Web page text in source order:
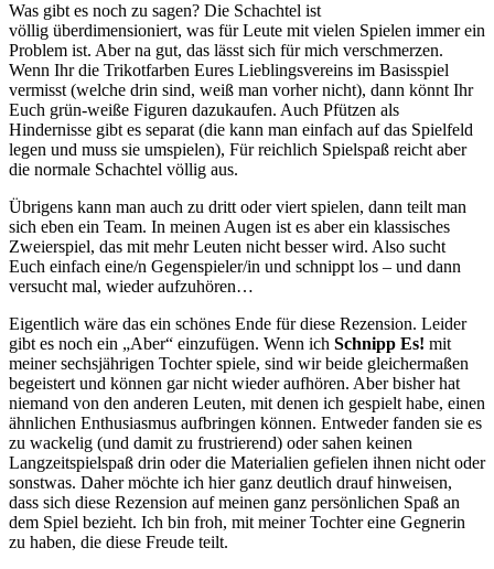
Was gibt es noch zu sagen? Die Schachtel ist
völlig überdimensioniert, was für Leute mit vielen Spielen immer ein
Problem ist. Aber na gut, das lässt sich für mich verschmerzen.
Wenn Ihr die Trikotfarben Eures Lieblingsvereins im Basisspiel
vermisst (welche drin sind, weiß man vorher nicht), dann könnt Ihr
Euch grün-weiße Figuren dazukaufen. Auch Pfützen als
Hindernisse gibt es separat (die kann man einfach auf das Spielfeld
legen und muss sie umspielen), Für reichlich Spielspaß reicht aber
die normale Schachtel völlig aus.
Übrigens kann man auch zu dritt oder viert spielen, dann teilt man
sich eben ein Team. In meinen Augen ist es aber ein klassisches
Zweierspiel, das mit mehr Leuten nicht besser wird. Also sucht
Euch einfach eine/n Gegenspieler/in und schnippt los – und dann
versucht mal, wieder aufzuhören…
Eigentlich wäre das ein schönes Ende für diese Rezension. Leider
gibt es noch ein „Aber“ einzufügen. Wenn ich Schnipp Es! mit
meiner sechsjährigen Tochter spiele, sind wir beide gleichermaßen
begeistert und können gar nicht wieder aufhören. Aber bisher hat
niemand von den anderen Leuten, mit denen ich gespielt habe, einen
ähnlichen Enthusiasmus aufbringen können. Entweder fanden sie es
zu wackelig (und damit zu frustrierend) oder sahen keinen
Langzeitspielspaß drin oder die Materialien gefielen ihnen nicht oder
sonstwas. Daher möchte ich hier ganz deutlich drauf hinweisen,
dass sich diese Rezension auf meinen ganz persönlichen Spaß an
dem Spiel bezieht. Ich bin froh, mit meiner Tochter eine Gegnerin
zu haben, die diese Freude teilt.